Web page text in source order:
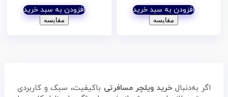
افزودن به سبد خرید
مقایسه
افزودن به سبد خرید
مقایسه
اگر به‌دنبالخرید ویلچر مسافرتی باکیفیت، سبک و کاربردی